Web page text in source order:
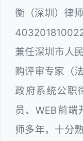
衡（深圳）律
兼任深圳市人
购评审专家（
政府系统公职
员、WEB前端
师多年，十分